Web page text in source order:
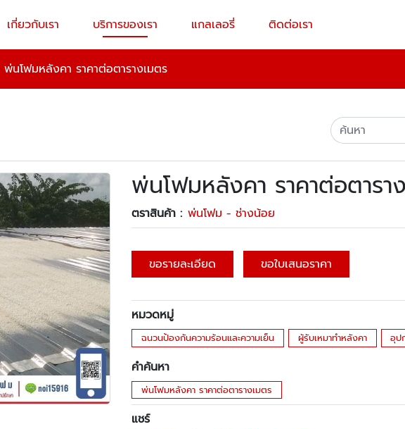
เกี่ยวกับเรา บริการของเรา แกลเลอรี่ ติดต่อเรา
พ่นโฟมหลังคา ราคาต่อตารางเมตร
พ่นโฟมหลังคา ราคาต่อตารา
ตราสินค้า : พ่นโฟม - ช่างน้อย
ขอรายละเอียด ขอใบเสนอราคา
หมวดหมู่
ฉนวนป้องกันความร้อนและความเย็น ผู้รับเหมาทำหลังคา อุป
คำค้นหา
พ่นโฟมหลังคา ราคาต่อตารางเมตร
แชร์